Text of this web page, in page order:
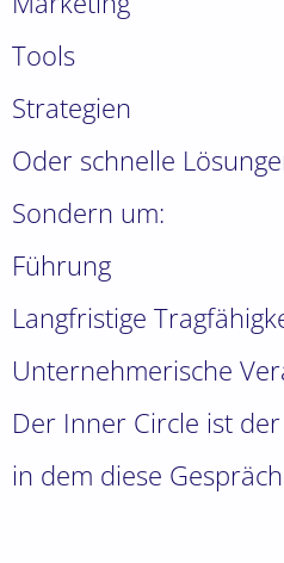
Tools
Strategien
Oder schnelle
Sondern um:
Führung
Langfristige
Unternehmerische
Der Inner Circle ist
in dem diese